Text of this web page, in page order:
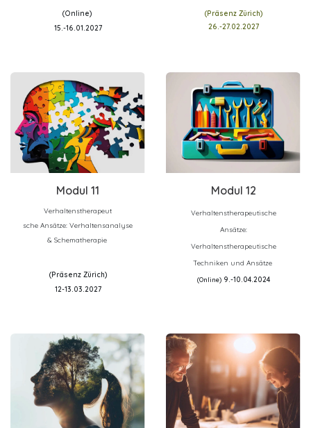
(Online)
15.-16.01.2027
(Präsenz Zürich)
26.-27.02.2027
Modul 11
Verhaltenstherapeut
sche Ansätze: Verhaltensanalyse
& Schematherapie
(Präsenz Zürich)
12-13.03.2027
Modul 12
Verhaltenstherapeutische
Ansätze:
Verhaltenstherapeutische
Techniken und Ansätze
(Online) 9.-10.04.2024